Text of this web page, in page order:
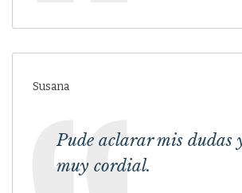
Susana
Pude aclarar mis dudas
muy cordial.